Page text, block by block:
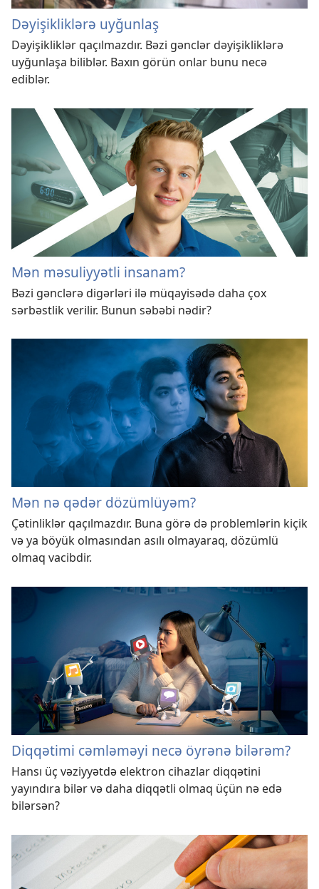
Dəyişikliklərə uyğunlaş
Dəyişikliklər qaçılmazdır. Bəzi gənclər dəyişikliklərə
uyğunlaşa biliblər. Baxın görün onlar bunu necə
ediblər.
Mən məsuliyyətli insanam?
Bəzi gənclərə digərləri ilə müqayisədə daha çox
sərbəstlik verilir. Bunun səbəbi nədir?
Mən nə qədər dözümlüyəm?
Çətinliklər qaçılmazdır. Buna görə də problemlərin kiçik
və ya böyük olmasından asılı olmayaraq, dözümlü
olmaq vacibdir.
Diqqətimi cəmləməyi necə öyrənə bilərəm?
Hansı üç vəziyyətdə elektron cihazlar diqqətini
yayındıra bilər və daha diqqətli olmaq üçün nə edə
bilərsən?